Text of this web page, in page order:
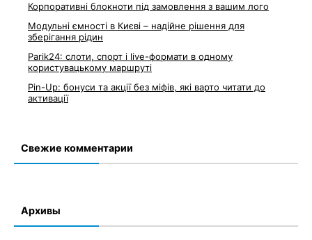
Корпоративні блокноти під замовлення з вашим лого
Модульні ємності в Києві – надійне рішення для
зберігання рідин
Parik24: слоти, спорт і live-формати в одному
користувацькому маршруті
Pin-Up: бонуси та акції без міфів, які варто читати до
активації
Свежие комментарии
Архивы